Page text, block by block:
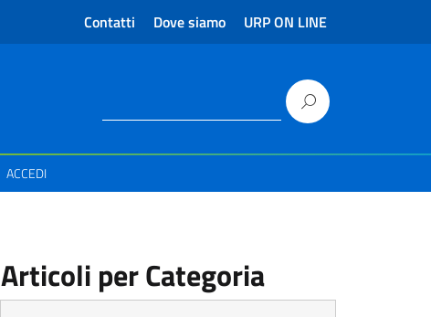
Contatti Dove siamo URP ON LINE
ACCEDI
Articoli per Categoria
Articoli